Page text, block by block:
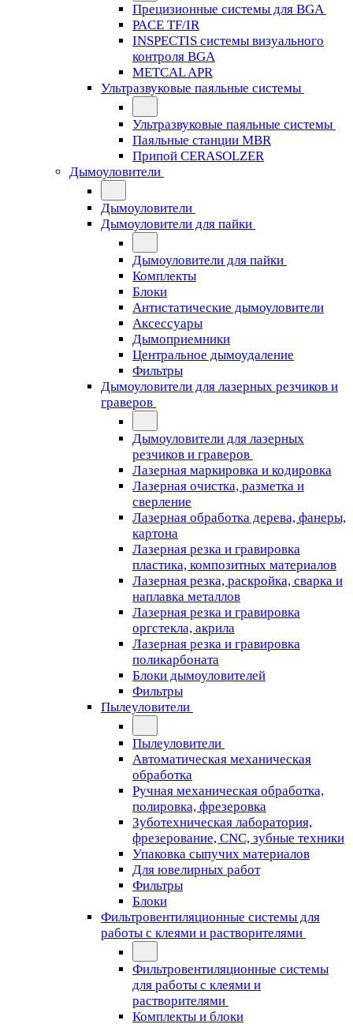
Прецизионные системы для BGA
PACE TF/IR
INSPECTIS системы визуального
контроля BGA
METCAL APR
Ультразвуковые паяльные системы
Ультразвуковые паяльные системы
Паяльные станции MBR
Припой CERASOLZER
Дымоуловители
Дымоуловители
Дымоуловители для пайки
Дымоуловители для пайки
Комплекты
Блоки
Антистатические дымоуловители
Аксессуары
Дымоприемники
Центральное дымоудаление
Фильтры
Дымоуловители для лазерных резчиков и
граверов
Дымоуловители для лазерных
резчиков и граверов
Лазерная маркировка и кодировка
Лазерная очистка, разметка и
сверление
Лазерная обработка дерева, фанеры,
картона
Лазерная резка и гравировка
пластика, композитных материалов
Лазерная резка, раскройка, сварка и
наплавка металлов
Лазерная резка и гравировка
оргстекла, акрила
Лазерная резка и гравировка
поликарбоната
Блоки дымоуловителей
Фильтры
Пылеуловители
Пылеуловители
Автоматическая механическая
обработка
Ручная механическая обработка,
полировка, фрезеровка
Зуботехническая лаборатория,
фрезерование, CNC, зубные техники
Упаковка сыпучих материалов
Для ювелирных работ
Фильтры
Блоки
Фильтровентиляционные системы для
работы с клеями и растворителями
Фильтровентиляционные системы
для работы с клеями и
растворителями
Комплекты и блоки